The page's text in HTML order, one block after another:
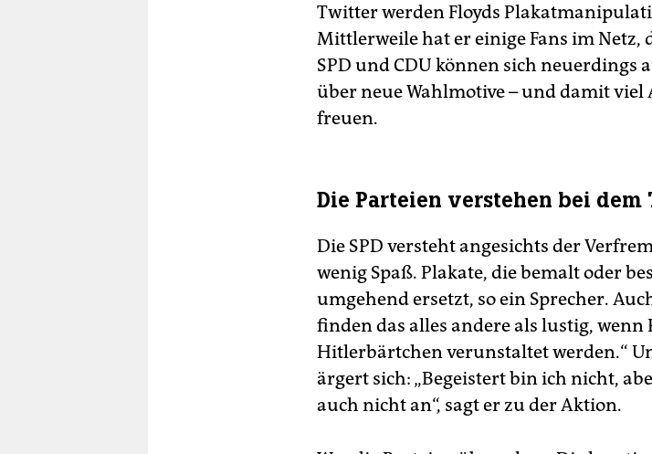
Twitter werden Floyds
Mittlerweile hat er einige Fans im Netz,
SPD und CDU können sich neuerdings
über neue Wahlmotive – und damit
freuen.
Die Parteien verstehen bei dem
Die SPD versteht angesichts der
wenig Spaß. Plakate, die bemalt oder
umgehend ersetzt, so ein Sprecher.
finden das alles andere als lustig, wenn
Hitlerbärtchen verunstaltet werden.“
ärgert sich: „Begeistert bin ich nicht,
auch nicht an“, sagt er zu der Aktion.